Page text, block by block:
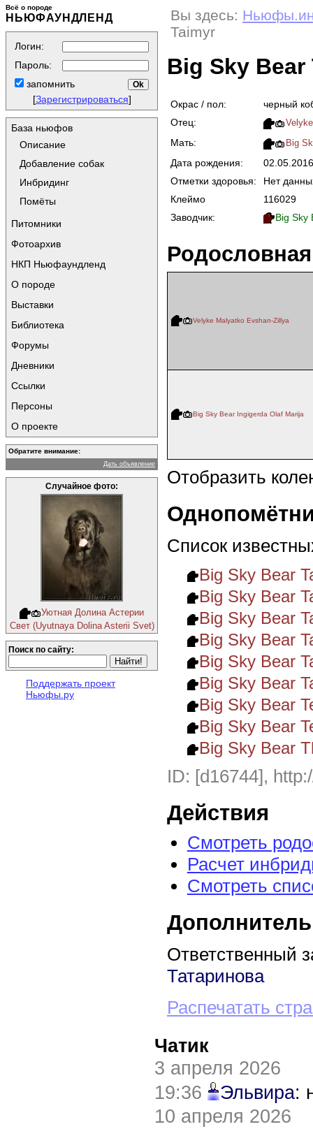
Всё о породе
НЬЮФАУНДЛЕНД
Логин:
Пароль:
запомнить
[Зарегистрироваться]
База ньюфов
Описание
Добавление собак
Инбридинг
Помёты
Питомники
Фотоархив
НКП Ньюфаундленд
О породе
Выставки
Библиотека
Форумы
Дневники
Ссылки
Персоны
О проекте
Обратите внимание:
Дать объявление
Случайное фото:
Уютная Долина Астерии
Свет (Uyutnaya Dolina Asterii Svet)
Поиск по сайту:
Поддержать проект
Ньюфы.ру
Вы здесь:
Taimyr
Big Sky Bear
Окрас / пол:
черный
Отец:
Мать: Big
Дата рождения:
Отметки здоровья:
Нет
Клеймо
116029
Заводчик:
Big Sky
Родословная
Velyke Malyatko Evshan-Zillya
Big Sky Bear Ingigerda Olaf Marija
Отобразить
Список
Big Sky Bear
Big Sky Bear
Big Sky Bear
Big Sky Bear
Big Sky Bear
Big Sky Bear
Big Sky Bear
Big Sky Bear
Big Sky Bear
ID: [d16744],
Действия
Смотреть
Расчет
Смотреть
Ответственный
Татаринова
Распечатать
Чатик
3 апреля 2026
19:36
Эльвира:
10 апреля 2026